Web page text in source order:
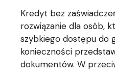
Kredyt bez
rozwiązanie dla osób,
szybkiego dostępu do
konieczności
dokumentów. W